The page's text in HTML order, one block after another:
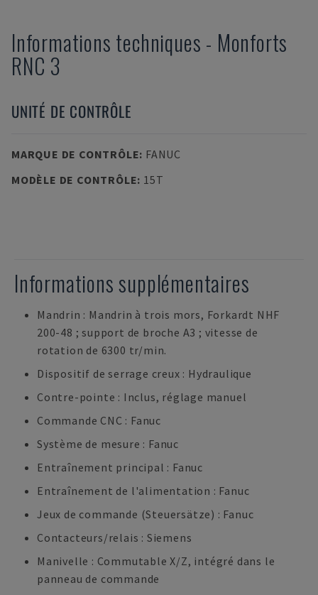
Informations techniques - Monforts
RNC 3
UNITÉ DE CONTRÔLE
MARQUE DE CONTRÔLE: FANUC
MODÈLE DE CONTRÔLE: 15T
Informations supplémentaires
Mandrin : Mandrin à trois mors, Forkardt NHF
200-48 ; support de broche A3 ; vitesse de
rotation de 6300 tr/min.
Dispositif de serrage creux : Hydraulique
Contre-pointe : Inclus, réglage manuel
Commande CNC : Fanuc
Système de mesure : Fanuc
Entraînement principal : Fanuc
Entraînement de l'alimentation : Fanuc
Jeux de commande (Steuersätze) : Fanuc
Contacteurs/relais : Siemens
Manivelle : Commutable X/Z, intégré dans le
panneau de commande